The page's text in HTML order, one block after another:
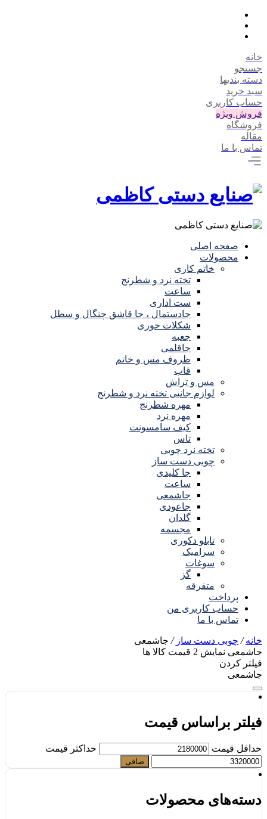
خانه
جستجو
دسته بندیها
سبد خرید
حساب کاربری
فروش ویژه
فروشگاه
مقاله
تماس با ما
صفحه اصلی
محصولات
خاتم کاری
تخته نرد و شطرنج
ساعت
ست اداری
جادستمال ، جا قاشق چنگال و سطل
شکلات خوری
جعبه
جاقلمی
ظروف مس و خاتم
قاب
مس و تراش
لوازم جانبی تخته نرد و شطرنج
مهره شطرنج
مهره نرد
کیف سامسونت
تاس
تخته نرد چوبی
چوبی دست ساز
جا کلیدی
ساعت
جاشمعی
جاعودی
گلدان
مجسمه
تابلو دکوری
سرامیک
سوغات
گز
متفرقه
پرداخت
حساب کاربری من
تماس با ما
خانه/ چوبی دست ساز / جاشمعی
جاشمعی نمایش 2 قیمت کالا ها
فیلتر کردن
جاشمعی
فیلتر براساس قیمت
حداقل قیمت حداكثر قيمت
صافی
دسته‌های محصولات